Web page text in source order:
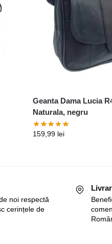
Geanta Dama Lucia
Naturala, negru
159,99 lei
noi respectă
cerințele de